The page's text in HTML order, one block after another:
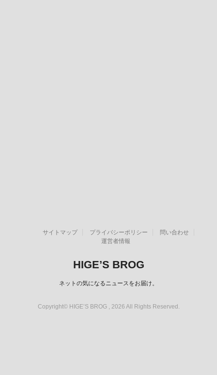
サイトマップ プライバシーポリシー
問い合わせ
運営者情報
HIGE’S BROG
ネットの気になるニュースをお届け。
Copyright© HIGE’S BROG , 2026 All Rights Reserved.